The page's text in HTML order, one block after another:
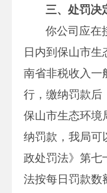
三、处罚决
你公司应在
日内到保山市
南省非税收入一
行，缴纳罚款后
保山市生态环境
纳罚款，我局可
政处罚法》第七
法按每日罚款数